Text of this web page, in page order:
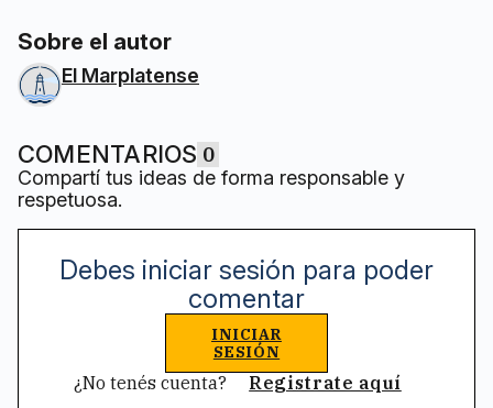
Sobre el autor
El Marplatense
COMENTARIOS 0
Compartí tus ideas de forma responsable y
respetuosa.
Debes iniciar sesión para poder
comentar
INICIAR
SESIÓN
¿No tenés cuenta? Registrate aquí